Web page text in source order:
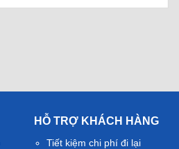
HỖ TRỢ KHÁCH HÀNG
Tiết kiệm chi phí đi lại